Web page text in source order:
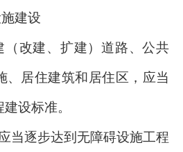
建设
（改建、扩建）道路、公共
、居住建筑和居住区，应当
设标准。
当逐步达到无障碍设施工程